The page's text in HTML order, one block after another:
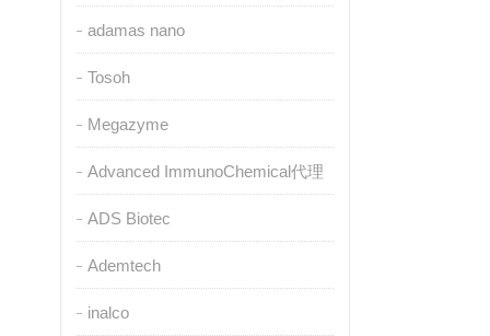
adamas nano
Tosoh
Megazyme
Advanced ImmunoChemical代理
ADS Biotec
Ademtech
inalco